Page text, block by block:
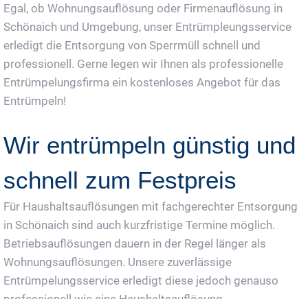
Egal, ob Wohnungsauflösung oder Firmenauflösung in
Schönaich und Umgebung, unser Entrümpleungsservice
erledigt die Entsorgung von Sperrmüll schnell und
professionell. Gerne legen wir Ihnen als professionelle
Entrümpelungsfirma ein kostenloses Angebot für das
Entrümpeln!
Wir entrümpeln günstig und
schnell zum Festpreis
Für Haushaltsauflösungen mit fachgerechter Entsorgung
in Schönaich sind auch kurzfristige Termine möglich.
Betriebsauflösungen dauern in der Regel länger als
Wohnungsauflösungen. Unsere zuverlässige
Entrümpelungsservice erledigt diese jedoch genauso